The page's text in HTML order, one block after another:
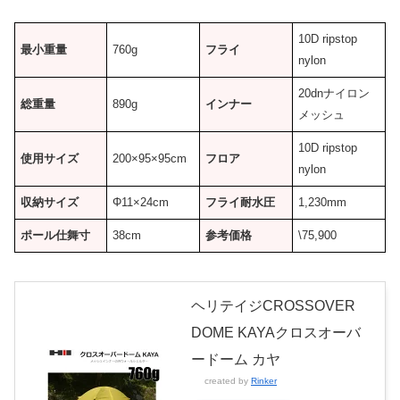
最小重量 760g フライ
10D ripstop
nylon
総重量 890g インナー
20dnナイロン
メッシュ
使用サイズ 200×95×95cm フロア
10D ripstop
nylon
収納サイズ Φ11×24cm フライ耐水圧 1,230mm
ポール仕舞寸 38cm 参考価格 \75,900
ヘリテイジCROSSOVER
DOME KAYAクロスオーバ
ードーム カヤ
created by Rinker